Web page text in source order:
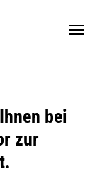
bei
zur